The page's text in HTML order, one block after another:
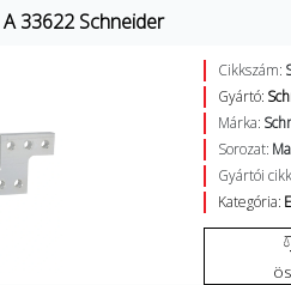
33622 Schneider
Cikkszám:
Gyártó:
Márka:
Sorozat:
Gyártói
Kategória: